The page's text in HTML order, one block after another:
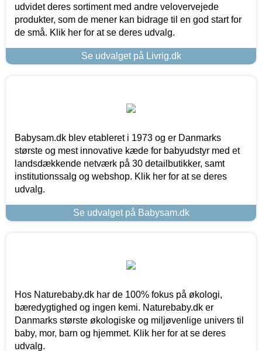
udvidet deres sortiment med andre velovervejede
produkter, som de mener kan bidrage til en god start for
de små. Klik her for at se deres udvalg.
Se udvalget på Livrig.dk
Babysam.dk blev etableret i 1973 og er Danmarks
største og mest innovative kæde for babyudstyr med et
landsdækkende netværk på 30 detailbutikker, samt
institutionssalg og webshop. Klik her for at se deres
udvalg.
Se udvalget på Babysam.dk
Hos Naturebaby.dk har de 100% fokus på økologi,
bæredygtighed og ingen kemi. Naturebaby.dk er
Danmarks største økologiske og miljøvenlige univers til
baby, mor, barn og hjemmet. Klik her for at se deres
udvalg.